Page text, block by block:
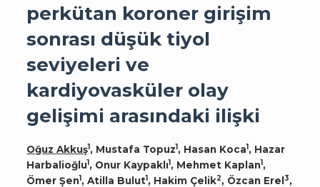
perkütan koroner girişim
sonrası düşük tiyol
seviyeleri ve
kardiyovasküler olay
gelişimi arasındaki ilişki
Oğuz Akkuş1, Mustafa Topuz1, Hasan Koca1, Hazar
Harbalioğlu1, Onur Kaypaklı1, Mehmet Kaplan1,
Ömer Şen1, Atilla Bulut1, Hakim Çelik2, Özcan Erel 3,